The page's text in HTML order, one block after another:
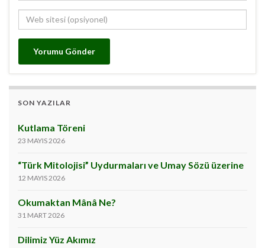
SON YAZILAR
Kutlama Töreni
23 MAYIS 2026
“Türk Mitolojisi” Uydurmaları ve Umay Sözü üzerine
12 MAYIS 2026
Okumaktan Mânâ Ne?
31 MART 2026
Dilimiz Yüz Akımız